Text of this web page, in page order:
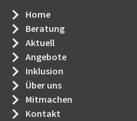
Home
Beratung
Aktuell
Angebote
Inklusion
Über uns
Mitmachen
Kontakt